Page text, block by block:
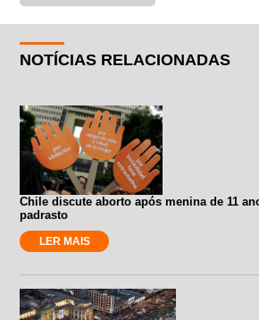
NOTÍCIAS RELACIONADAS
Chile discute aborto após menina de 11
padrasto
LER MAIS